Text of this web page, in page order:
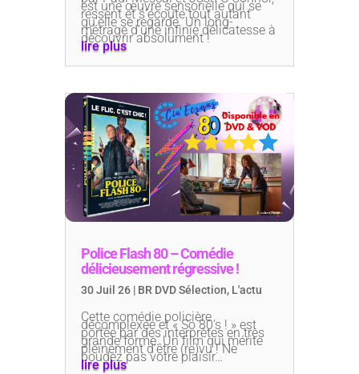
est une œuvre sensorielle qui se
ressent et s’écoute tout autant
qu’elle se regarde. Un long-
métrage d’une infinie délicatesse à
découvrir absolument !
lire plus
Police Flash 80 – Comédie
délicieusement régressive !
30 Juil 26| BR DVD Sélection, L'actu
Cette comédie policière
décomplexée et « So 80’s ! » est
portée par des interprètes en très
grande forme. Un film qui mérite
pleinement d’être (re)vu ! Ne
boudez pas votre plaisir…
lire plus